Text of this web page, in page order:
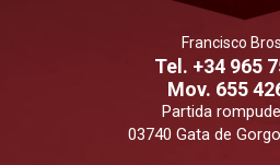
Francisco Bros
Tel. +34 965
Mov. 655
Partida
03740 Gata de